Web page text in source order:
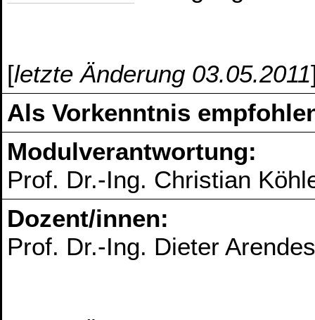
[letzte Änderung 03.05.2011
Als Vorkenntnis
Modulverantwortung:
Prof. Dr.-Ing. Christian
Dozent/innen:
Prof. Dr.-Ing. Dieter